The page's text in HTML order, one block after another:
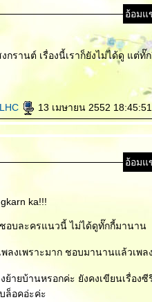
อ้อมแ
กรานต์ เรื่องนี้เราก็ยังไม่ได้ดู แต่ทั๊
13 เมษายน 2552
อ้อมแ
ka!!!
อบละครแนวนี้ ไม่ได้ดูทั๊กกี้มานาน
พลงเพราะมาก ชอบมานานแล้วเพล
ย้ายบ้านหรอกค่ะ ยังคงเขียนเรื่อง
ล็อคอ่ะค่ะ